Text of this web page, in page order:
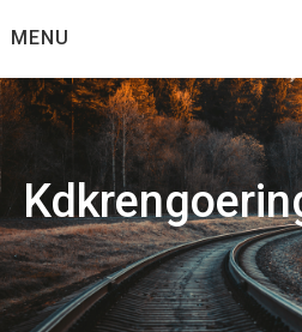
toMENU